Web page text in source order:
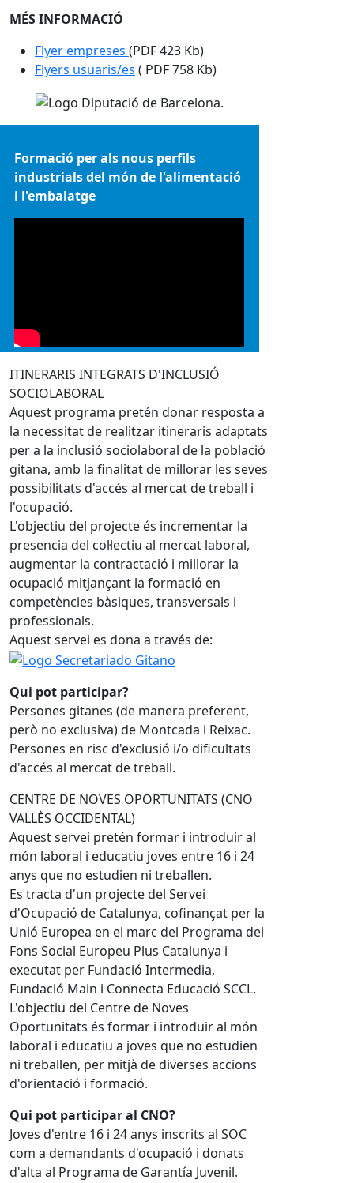
MÉS INFORMACIÓ
Flyer empreses (PDF 423 Kb)
Flyers usuaris/es ( PDF 758 Kb)
Formació per als nous perfils
industrials del món de l'alimentació
i l'embalatge
ITINERARIS INTEGRATS D'INCLUSIÓ
SOCIOLABORAL
Aquest programa pretén donar resposta a
la necessitat de realitzar itineraris adaptats
per a la inclusió sociolaboral de la població
gitana, amb la finalitat de millorar les seves
possibilitats d'accés al mercat de treball i
l'ocupació.
L'objectiu del projecte és incrementar la
presencia del col·lectiu al mercat laboral,
augmentar la contractació i millorar la
ocupació mitjançant la formació en
competències bàsiques, transversals i
professionals.
Aquest servei es dona a través de:
Qui pot participar?
Persones gitanes (de manera preferent,
però no exclusiva) de Montcada i Reixac.
Persones en risc d'exclusió i/o dificultats
d'accés al mercat de treball.
CENTRE DE NOVES OPORTUNITATS (CNO
VALLÈS OCCIDENTAL)
Aquest servei pretén formar i introduir al
món laboral i educatiu joves entre 16 i 24
anys que no estudien ni treballen.
Es tracta d'un projecte del Servei
d'Ocupació de Catalunya, cofinançat per la
Unió Europea en el marc del Programa del
Fons Social Europeu Plus Catalunya i
executat per Fundació Intermedia,
Fundació Main i Connecta Educació SCCL.
L'objectiu del Centre de Noves
Oportunitats és formar i introduir al món
laboral i educatiu a joves que no estudien
ni treballen, per mitjà de diverses accions
d'orientació i formació.
Qui pot participar al CNO?
Joves d'entre 16 i 24 anys inscrits al SOC
com a demandants d'ocupació i donats
d'alta al Programa de Garantía Juvenil.